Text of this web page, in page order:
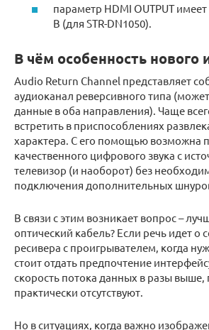
параметр HDMI OUTPUT
B (для STR-DN1050).
В чём особенность нового
Audio Return Channel представляет
аудиоканал реверсивного типа
данные в оба направления). Чаще
встретить в приспособлениях
характера. С его помощью возможна
качественного цифрового звука с
телевизор (и наоборот) без
подключения дополнительных
В связи с этим возникает вопрос –
оптический кабель? Если речь идет о
ресивера с проигрывателем, когда
стоит отдать предпочтение
скорость потока данных в разы выше,
практически отсутствуют.
Но в ситуациях, когда важно